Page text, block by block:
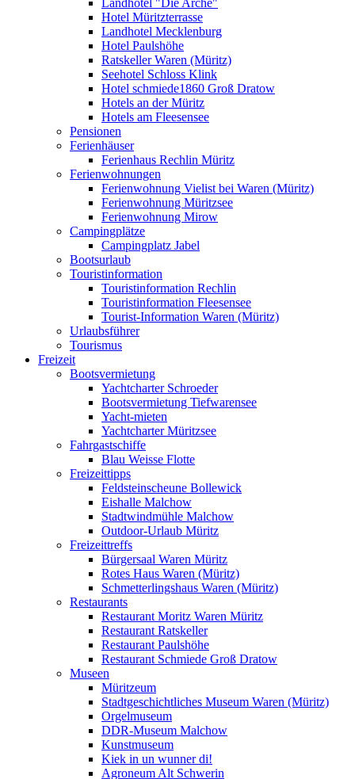
Hotel Müritzterrasse
Landhotel Mecklenburg
Hotel Paulshöhe
Ratskeller Waren (Müritz)
Seehotel Schloss Klink
Hotel schmiede1860 Groß Dratow
Hotels an der Müritz
Hotels am Fleesensee
Pensionen
Ferienhäuser
Ferienhaus Rechlin Müritz
Ferienwohnungen
Ferienwohnung Vielist bei Waren (Müritz)
Ferienwohnung Müritzsee
Ferienwohnung Mirow
Campingplätze
Campingplatz Jabel
Bootsurlaub
Touristinformation
Touristinformation Rechlin
Touristinformation Fleesensee
Tourist-Information Waren (Müritz)
Urlaubsführer
Tourismus
Freizeit
Bootsvermietung
Yachtcharter Schroeder
Bootsvermietung Tiefwarensee
Yacht-mieten
Yachtcharter Müritzsee
Fahrgastschiffe
Blau Weisse Flotte
Freizeittipps
Feldsteinscheune Bollewick
Eishalle Malchow
Stadtwindmühle Malchow
Outdoor-Urlaub Müritz
Freizeittreffs
Bürgersaal Waren Müritz
Rotes Haus Waren (Müritz)
Schmetterlingshaus Waren (Müritz)
Restaurants
Restaurant Moritz Waren Müritz
Restaurant Ratskeller
Restaurant Paulshöhe
Restaurant Schmiede Groß Dratow
Museen
Müritzeum
Stadtgeschichtliches Museum Waren (Müritz)
Orgelmuseum
DDR-Museum Malchow
Kunstmuseum
Kiek in un wunner di!
Agroneum Alt Schwerin